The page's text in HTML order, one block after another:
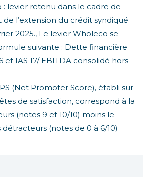
levier retenu dans le cadre de
l’extension du crédit syndiqué
2025., Le levier Wholeco se
suivante : Dette financière
et IAS 17/ EBITDA consolidé hors
(Net Promoter Score), établi sur
de satisfaction, correspond à la
(notes 9 et 10/10) moins le
(notes de 0 à 6/10)